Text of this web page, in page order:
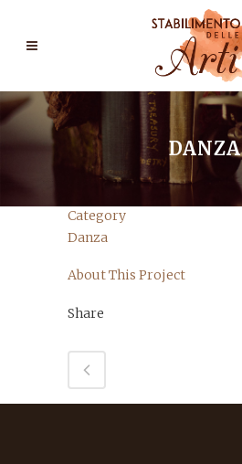
DANZA
Category
Danza
About This Project
Share